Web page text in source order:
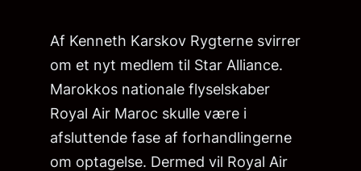
Af Kenneth Karskov Rygterne svirrer
om et nyt medlem til Star Alliance.
Marokkos nationale flyselskaber
Royal Air Maroc skulle være i
afsluttende fase af forhandlingerne
om optagelse. Dermed vil Royal Air